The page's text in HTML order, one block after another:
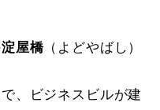
淀屋橋（よどやばし）
、ビジネスビルが建